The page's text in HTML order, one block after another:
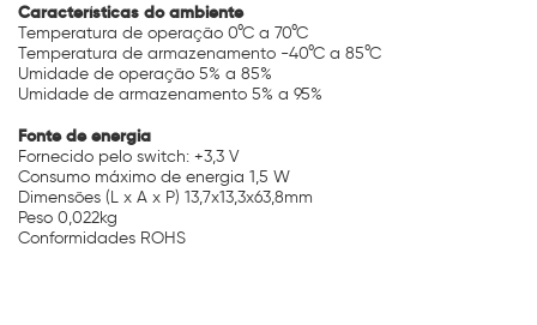
Características do ambiente
Temperatura de operação 0°C a 70°C
Temperatura de armazenamento -40°C a 85°C
Umidade de operação 5% a 85%
Umidade de armazenamento 5% a 95%
Fonte de energia
Fornecido pelo switch: +3,3 V
Consumo máximo de energia 1,5 W
Dimensões (L x A x P) 13,7x13,3x63,8mm
Peso 0,022kg
Conformidades ROHS